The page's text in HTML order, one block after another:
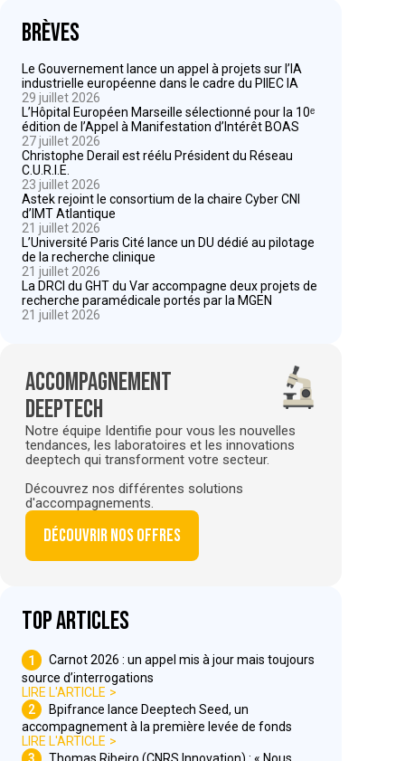
Brèves
Le Gouvernement lance un appel à projets sur l’IA
industrielle européenne dans le cadre du PIIEC IA
29 juillet 2026
L’Hôpital Européen Marseille sélectionné pour la 10ᵉ
édition de l’Appel à Manifestation d’Intérêt BOAS
27 juillet 2026
Christophe Derail est réélu Président du Réseau
C.U.R.I.E.
23 juillet 2026
Astek rejoint le consortium de la chaire Cyber CNI
d’IMT Atlantique
21 juillet 2026
L’Université Paris Cité lance un DU dédié au pilotage
de la recherche clinique
21 juillet 2026
La DRCI du GHT du Var accompagne deux projets de
recherche paramédicale portés par la MGEN
21 juillet 2026
Accompagnement
deeptech
Notre équipe Identifie pour vous les nouvelles
tendances, les laboratoires et les innovations
deeptech qui transforment votre secteur.
Découvrez nos différentes solutions
d'accompagnements.
Découvrir nos offres
Top articles
1
Carnot 2026 : un appel mis à jour mais toujours
source d’interrogations
LIRE L'ARTICLE
2
Bpifrance lance Deeptech Seed, un
accompagnement à la première levée de fonds
LIRE L'ARTICLE